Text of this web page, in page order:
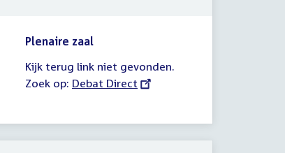
Plenaire zaal
Kijk terug link niet gevonden.
Zoek op: External
Debat Direct